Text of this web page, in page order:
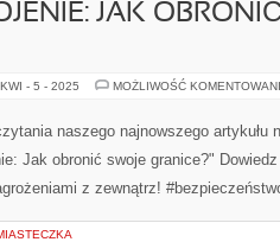
JAK
KWI - 5 - 2025 MOŻLIWOŚĆ
naszego najnowszego artykułu
Jak obronić swoje granice?"
z zewnątrz!